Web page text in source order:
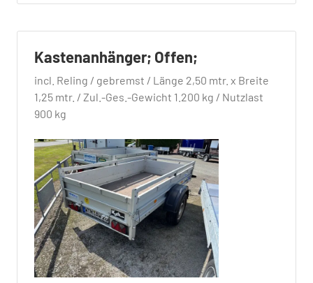
Kastenanhänger; Offen;
incl. Reling / gebremst / Länge 2,50 mtr. x Breite
1,25 mtr. / Zul.-Ges.-Gewicht 1.200 kg / Nutzlast
900 kg